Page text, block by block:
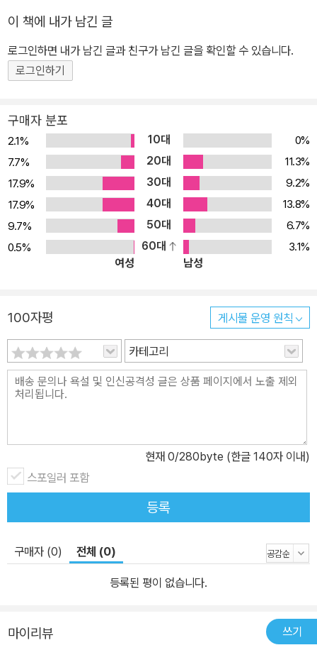
이 책에 내가 남긴 글
로그인하면 내가 남긴 글과 친구가 남긴 글을 확인할 수 있습니다.
로그인하기
구매자 분포
2.1% 10대
0%
7.7%
20대
11.3%
17.9%
30대
9.2%
17.9%
40대
13.8%
9.7%
50대
6.7%
0.5%
60대
3.1%
여성
남성
100자평 게시물 운영 원칙
카테고리
현재 0/280byte (한글 140자 이내)
스포일러 포함
등록
구매자 (0) 전체 (0)
등록된 평이 없습니다.
마이리뷰 쓰기